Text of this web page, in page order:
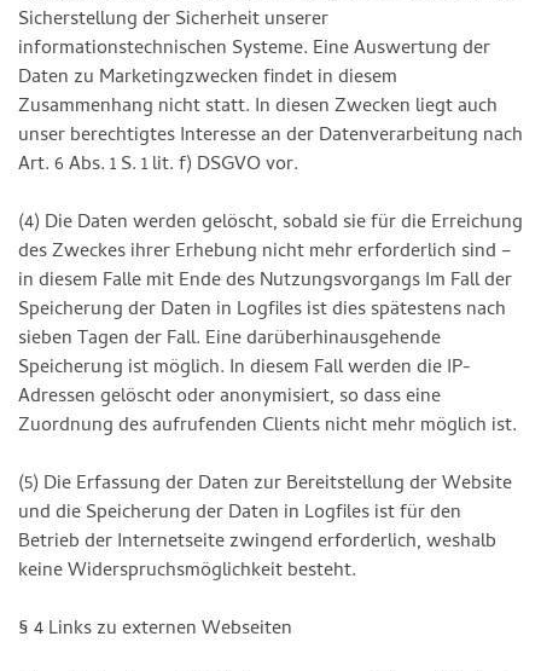
Sicherstellung der Sicherheit unserer
informationstechnischen Systeme. Eine Auswertung der
Daten zu Marketingzwecken findet in diesem
Zusammenhang nicht statt. In diesen Zwecken liegt auch
unser berechtigtes Interesse an der Datenverarbeitung nach
Art. 6 Abs. 1 S. 1 lit. f) DSGVO vor.
(4) Die Daten werden gelöscht, sobald sie für die Erreichung
des Zweckes ihrer Erhebung nicht mehr erforderlich sind –
in diesem Falle mit Ende des Nutzungsvorgangs Im Fall der
Speicherung der Daten in Logfiles ist dies spätestens nach
sieben Tagen der Fall. Eine darüberhinausgehende
Speicherung ist möglich. In diesem Fall werden die IP-
Adressen gelöscht oder anonymisiert, so dass eine
Zuordnung des aufrufenden Clients nicht mehr möglich ist.
(5) Die Erfassung der Daten zur Bereitstellung der Website
und die Speicherung der Daten in Logfiles ist für den
Betrieb der Internetseite zwingend erforderlich, weshalb
keine Widerspruchsmöglichkeit besteht.
§ 4 Links zu externen Webseiten